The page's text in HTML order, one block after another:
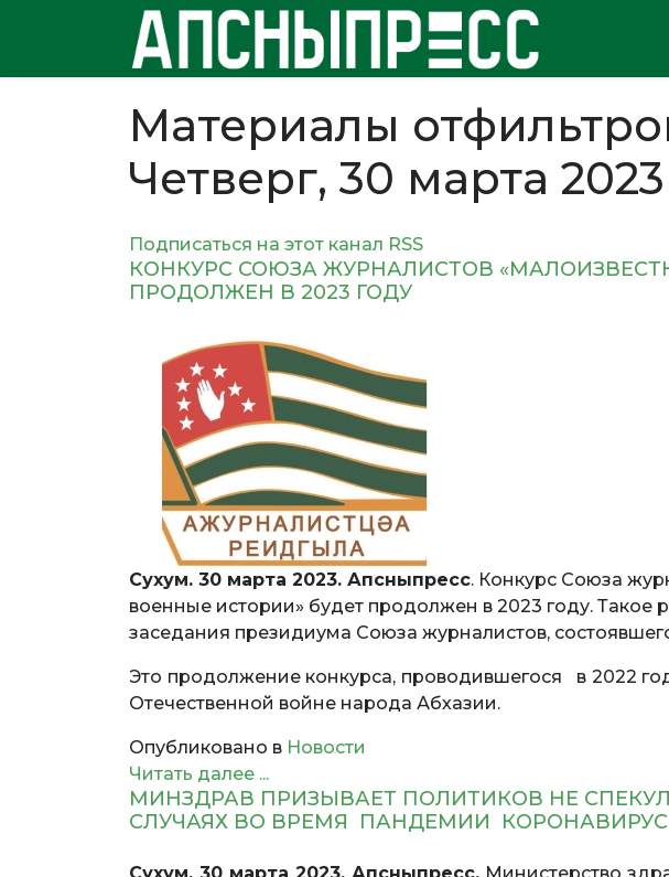
Материалы
Четверг, 30 марта 2023
Подписаться на этот канал RSS
КОНКУРС СОЮЗА ЖУРНАЛИСТОВ
ПРОДОЛЖЕН В 2023 ГОДУ
Сухум. 30 марта 2023. Апсныпресс. Конкурс Союза
военные истории» будет продолжен в 2023 году. Такое
заседания президиума Союза журналистов,
Это продолжение конкурса, проводившегося в 2022
Отечественной войне народа Абхазии.
Опубликовано в Новости
Читать далее ...
МИНЗДРАВ ПРИЗЫВАЕТ ПОЛИТИКОВ НЕ
СЛУЧАЯХ ВО ВРЕМЯ ПАНДЕМИИ